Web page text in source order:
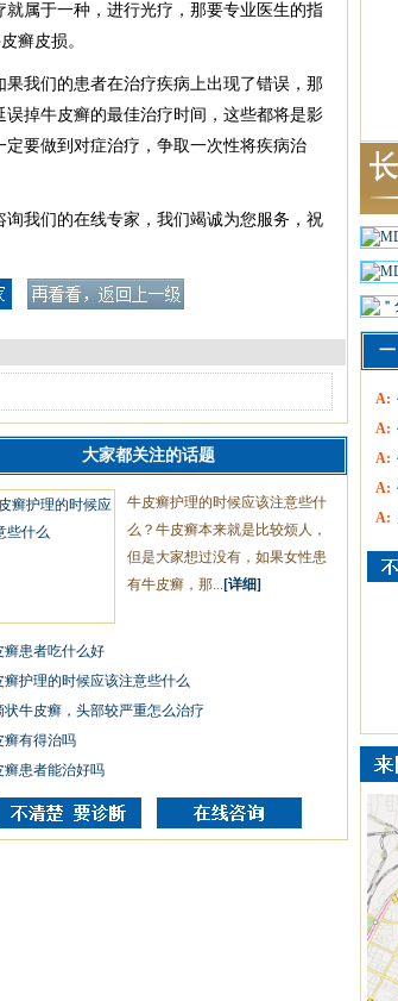
属于一种，进行光疗，那要专业医生的指
癣皮损。
我们的患者在治疗疾病上出现了错误，那
掉牛皮癣的最佳治疗时间，这些都将是影
要做到对症治疗，争取一次性将疾病治
询我们的在线专家，我们竭诚为您服务，祝
大家都关注的话题
牛皮癣护理的时候应该注意些什
么？牛皮癣本来就是比较烦人，
但是大家想过没有，如果女性患
有牛皮癣，那... [详细]
癣患者吃什么好
癣护理的时候应该注意些什么
状牛皮癣，头部较严重怎么治疗
癣有得治吗
癣患者能治好吗
A:
A:
A:
A:
A: